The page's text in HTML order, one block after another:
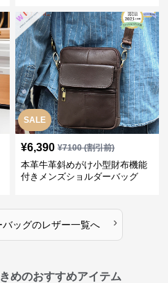
SALE
¥6,390 ¥7100(割引前)
本革牛革斜めがけ小型財布機能
付きメンズショルダーバッグ
バッグのレザー一覧へ ›
めのおすすめアイテム